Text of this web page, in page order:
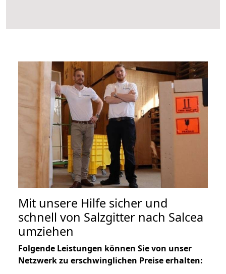
Mit unsere Hilfe sicher und
schnell von Salzgitter nach Salcea
umziehen
Folgende Leistungen können Sie von unser
Netzwerk zu erschwinglichen Preise erhalten: